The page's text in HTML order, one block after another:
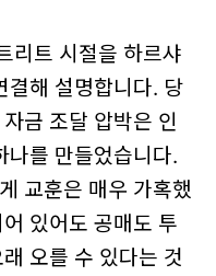
리트 시절을 하르샤
결해 설명합니다. 당
금 조달 압박은 인
나를 만들었습니다.
교훈은 매우 가혹했
있어도 공매도 투
오를 수 있다는 것